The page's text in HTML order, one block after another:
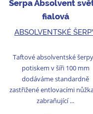
Šerpa Absolvent
fialová
ABSOLVENTSKÉ
Taftové absolventské
potiskem v šíři 100 mm
dodáváme standardně
zastřižené entlovacími
zabraňující ...